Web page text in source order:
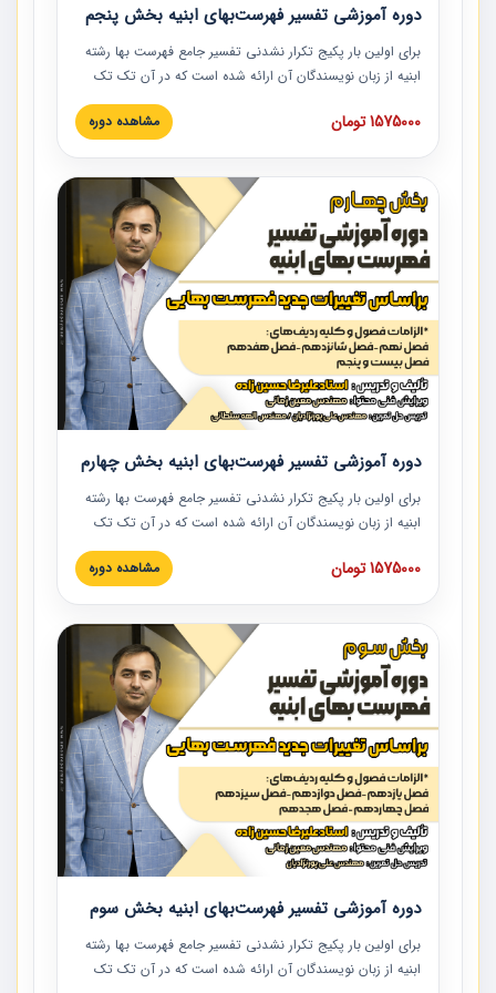
دوره آموزشی تفسیر فهرست‌بهای ابنیه بخش پنجم
برای اولین بار پکیج تکرار نشدنی تفسیر جامع فهرست بها رشته
ابنیه از زبان نویسندگان آن ارائه شده است که در آن تک تک
ردیف ها و مطالب فهرست بها تفسیر و ارائه شده است. این
دوره به صورت کامل تصویری بوده و به همراه تصاویر عملیات
دوره با کلام مهندس علیرضاحسین‌زاده مدیر پروژه مهندسی
مشاور در امر بازنگری فهرست بها رشته ابنیه ارائه شده و به تمام
همکارانی که در حوزه صنعت ساخت در حال فعالیت هستند حتما
توصیه می کنیم از مطالب این دوره استفاده نمایند.
1575000 تومان مشاهده دوره
دوره آموزشی تفسیر فهرست‌بهای ابنیه بخش چهارم
برای اولین بار پکیج تکرار نشدنی تفسیر جامع فهرست بها رشته
ابنیه از زبان نویسندگان آن ارائه شده است که در آن تک تک
ردیف ها و مطالب فهرست بها تفسیر و ارائه شده است. این
دوره به صورت کامل تصویری بوده و به همراه تصاویر عملیات
دوره با کلام مهندس علیرضاحسین‌زاده مدیر پروژه مهندسی
مشاور در امر بازنگری فهرست بها رشته ابنیه ارائه شده و به تمام
همکارانی که در حوزه صنعت ساخت در حال فعالیت هستند حتما
توصیه می کنیم از مطالب این دوره استفاده نمایند.
1575000 تومان مشاهده دوره
دوره آموزشی تفسیر فهرست‌بهای ابنیه بخش سوم
برای اولین بار پکیج تکرار نشدنی تفسیر جامع فهرست بها رشته
ابنیه از زبان نویسندگان آن ارائه شده است که در آن تک تک